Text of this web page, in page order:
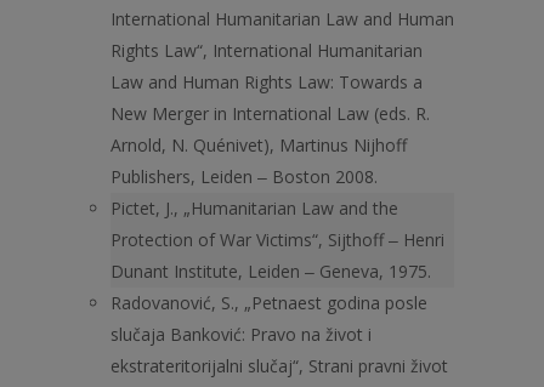
International Humanitarian Law and Human
Rights Law“, International Humanitarian
Law and Human Rights Law: Towards a
New Merger in International Law (eds. R.
Arnold, N. Quénivet), Martinus Nijhoff
Publishers, Leiden ‒ Boston 2008.
Pictet, J., „Humanitarian Law and the
Protection of War Victims“, Sijthoff ‒ Henri
Dunant Institute, Leiden ‒ Geneva, 1975.
Radovanović, S., „Petnaest godina posle
slučaja Banković: Pravo na život i
ekstrateritorijalni slučaj“, Strani pravni život